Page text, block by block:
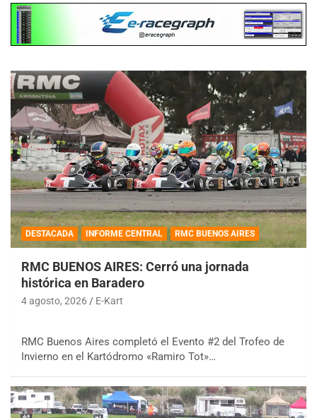
DESTACADA INFORME CENTRAL RMC BUENOS AIRES
RMC BUENOS AIRES: Cerró una jornada
histórica en Baradero
4 agosto, 2026 E-Kart
RMC Buenos Aires completó el Evento #2 del Trofeo de
Invierno en el Kartódromo «Ramiro Tot»…